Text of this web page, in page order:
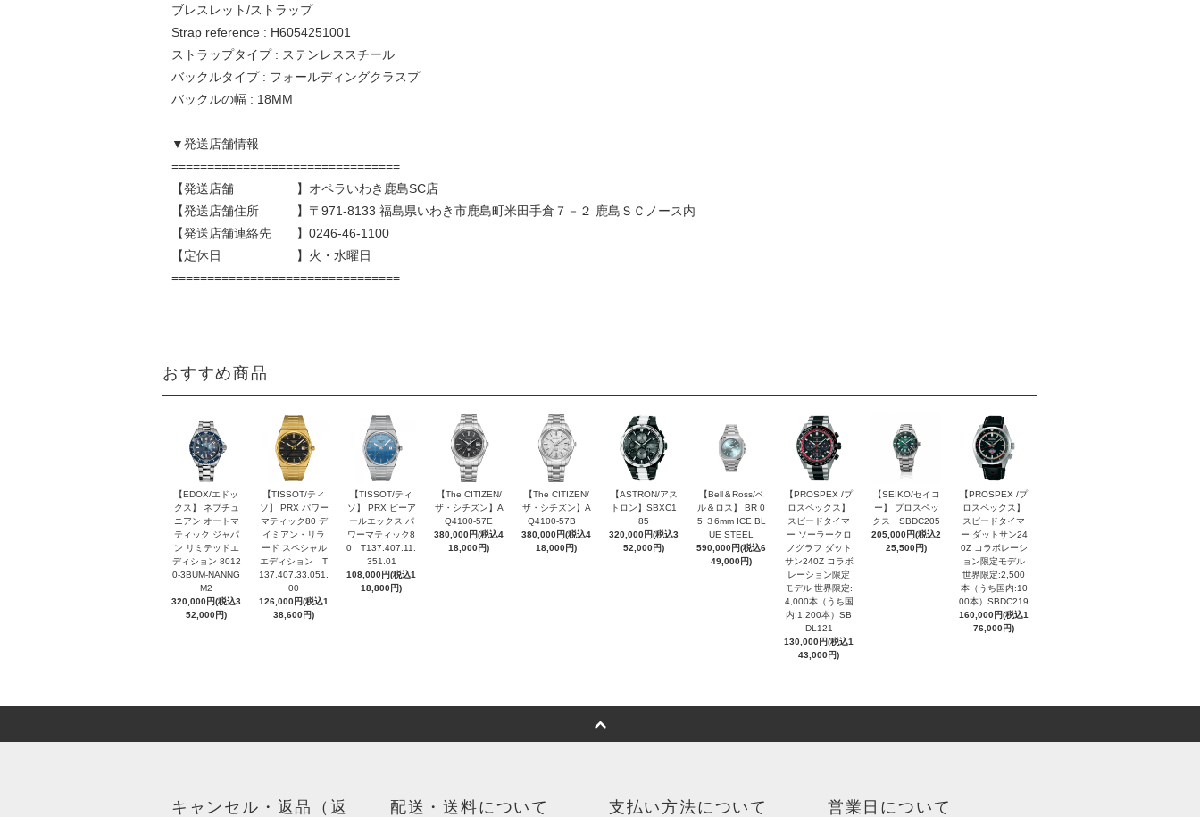
ブレスレット/ストラップ
Strap reference : H6054251001
ストラップタイプ : ステンレススチール
バックルタイプ : フォールディングクラスプ
バックルの幅 : 18MM
▼発送店舗情報
================================
【発送店舗 】オペラいわき鹿島SC店
【発送店舗住所 】〒971-8133 福島県いわき市鹿島町米田手倉７－２ 鹿島ＳＣノース内
【発送店舗連絡先 】0246-46-1100
【定休日 】火・水曜日
================================
おすすめ商品
【EDOX/エドッ
クス】 ネプチュ
ニアン オートマ
ティック ジャパ
ン リミテッドエ
ディション 8012
0-3BUM-NANNG
M2
320,000円(税込3
52,000円)
【TISSOT/ティ
ソ】 PRX パワー
マティック80 デ
イミアン・リラ
ード スペシャル
エディション T
137.407.33.051.
00
126,000円(税込1
38,600円)
【TISSOT/ティ
ソ】 PRX ピーア
ールエックス パ
ワーマティック8
0 T137.407.11.
351.01
108,000円(税込1
18,800円)
【The CITIZEN/
ザ・シチズン】A
Q4100-57E
380,000円(税込4
18,000円)
【The CITIZEN/
ザ・シチズン】A
Q4100-57B
380,000円(税込4
18,000円)
【ASTRON/アス
トロン】SBXC1
85
320,000円(税込3
52,000円)
【Bell＆Ross/ベ
ル＆ロス】 BR 0
5 ３6mm ICE BL
UE STEEL
590,000円(税込6
49,000円)
【PROSPEX /プ
ロスペックス】
スピードタイマ
ー ソーラークロ
ノグラフ ダット
サン240Z コラボ
レーション限定
モデル 世界限定:
4,000本（うち国
内:1,200本）SB
DL121
130,000円(税込1
43,000円)
【SEIKO/セイコ
ー】 プロスペッ
クス SBDC205
205,000円(税込2
25,500円)
【PROSPEX /プ
ロスペックス】
スピードタイマ
ー ダットサン24
0Z コラボレーシ
ョン限定モデル
世界限定:2,500
本（うち国内:10
00本）SBDC219
160,000円(税込1
76,000円)
キャンセル・返品（返
配送・送料について 支払い方法について 営業日について